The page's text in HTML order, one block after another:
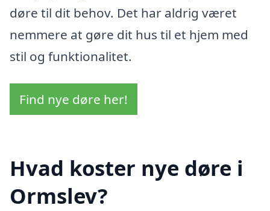
døre til dit behov. Det har aldrig været
nemmere at gøre dit hus til et hjem med
stil og funktionalitet.
Find nye døre her!
Hvad koster nye døre i
Ormslev?